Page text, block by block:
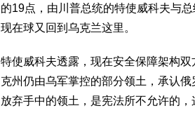
的19点，由川普总统的特使威科夫与
现在球又回到乌克兰这里。
特使威科夫透露，现在安全保障架构
克州仍由乌军掌控的部分领土，承认
放弃手中的领土，是宪法所不允许的，